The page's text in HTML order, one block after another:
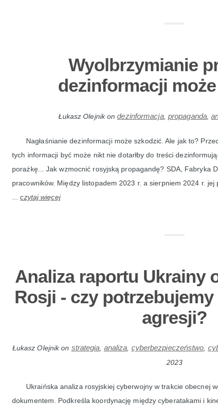
Wyolbrzymianie
dezinformacji
Łukasz Olejnikondezinformacja, propaganda,
Nagłaśnianie dezinformacji może szkodzić. Ale jak to?
tych informacji być może nikt nie dotarłby do treści
porażkę... Jak wzmocnić rosyjską propagandę? SDA, Fabryka
pracowników. Między listopadem 2023 r. a sierpniem 2024 r. jej
...czytaj więcej
Analiza raportu Ukrainy
Rosji - czy
agresji?
Łukasz Olejnikon strategia analiza cyberbezpieczeństwo
2023
Ukraińska analiza rosyjskiej cyberwojny w trakcie obecnej
dokumentem. Podkreśla koordynację między cyberatakami i